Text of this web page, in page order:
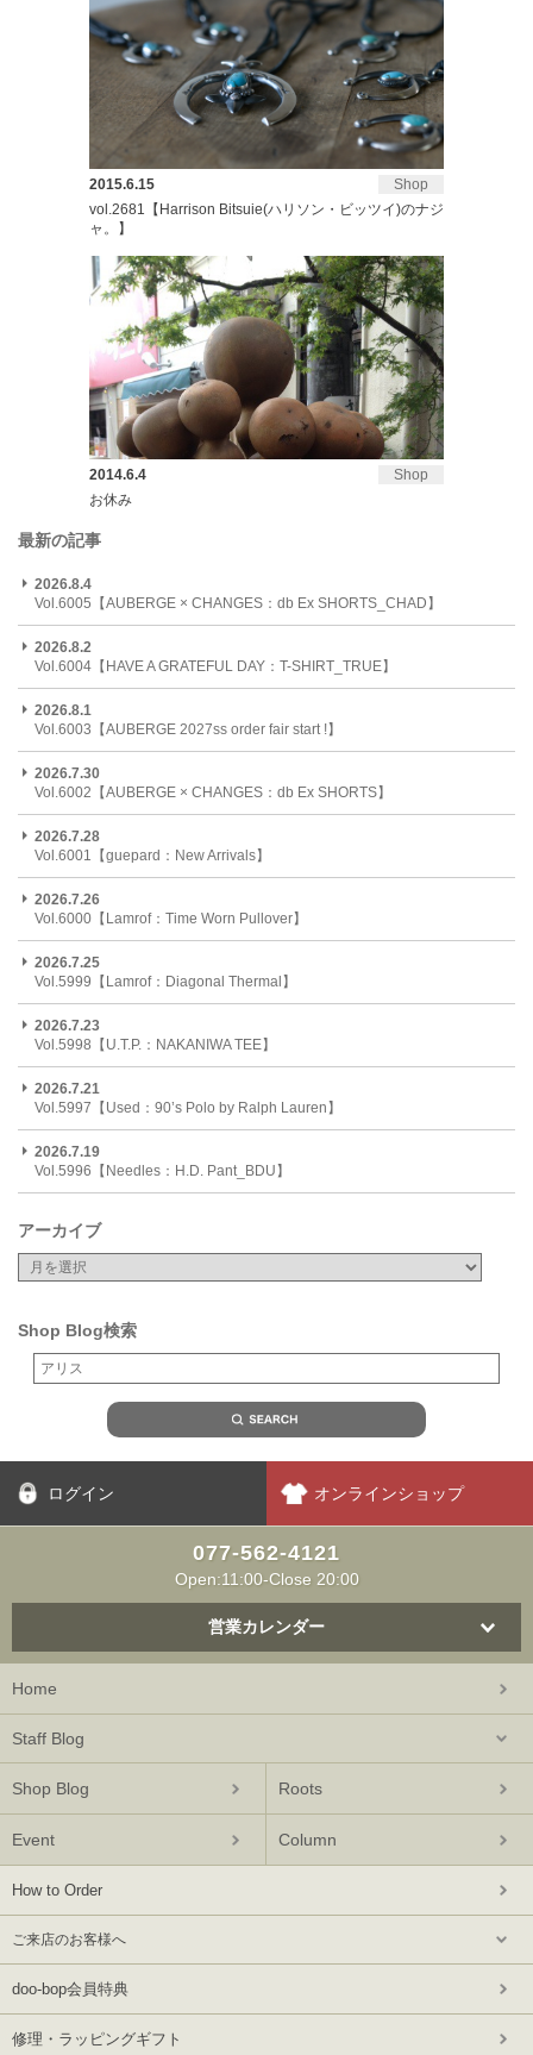
Shop
2015.6.15
vol.2681【Harrison Bitsuie(ハリソン・ビッツイ)のナジ
ャ。】
Shop
2014.6.4
お休み
最新の記事
2026.8.4
Vol.6005【AUBERGE × CHANGES：db Ex SHORTS_CHAD】
2026.8.2
Vol.6004【HAVE A GRATEFUL DAY：T-SHIRT_TRUE】
2026.8.1
Vol.6003【AUBERGE 2027ss order fair start !】
2026.7.30
Vol.6002【AUBERGE × CHANGES：db Ex SHORTS】
2026.7.28
Vol.6001【guepard：New Arrivals】
2026.7.26
Vol.6000【Lamrof：Time Worn Pullover】
2026.7.25
Vol.5999【Lamrof：Diagonal Thermal】
2026.7.23
Vol.5998【U.T.P.：NAKANIWA TEE】
2026.7.21
Vol.5997【Used：90’s Polo by Ralph Lauren】
2026.7.19
Vol.5996【Needles：H.D. Pant_BDU】
アーカイブ
Shop Blog検索
ログイン オンラインショップ
077-562-4121
Open:11:00-Close 20:00
営業カレンダー
Home
Staff Blog
Shop Blog Roots
Event Column
How to Order
ご来店のお客様へ
doo-bop会員特典
修理・ラッピングギフト